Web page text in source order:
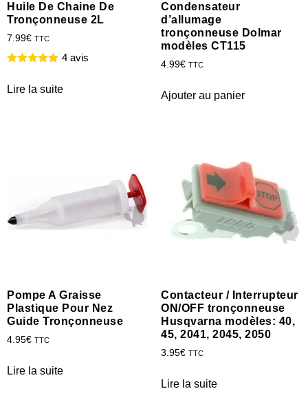
Huile De Chaine De
Tronçonneuse 2L
7.99€ TTC
4 avis
Lire la suite
Condensateur
d’allumage
tronçonneuse Dolmar
modèles CT115
4.99€ TTC
Ajouter au panier
Pompe A Graisse
Plastique Pour Nez
Guide Tronçonneuse
4.95€ TTC
Lire la suite
Contacteur / Interrupteur
ON/OFF tronçonneuse
Husqvarna modèles: 40,
45, 2041, 2045, 2050
3.95€ TTC
Lire la suite